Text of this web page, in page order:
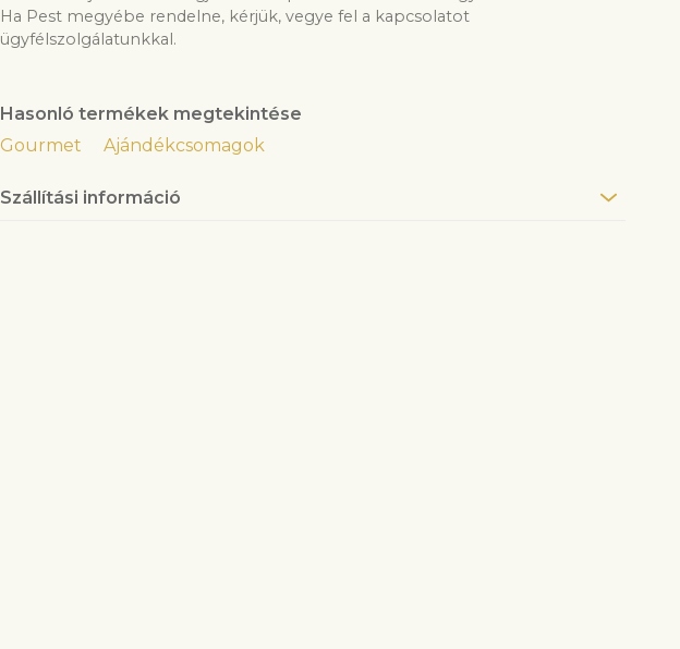
életévét.
Ha Pest megyébe rendelne, kérjük, vegye fel a kapcsolatot
ügyfélszolgálatunkkal.
Hasonló termékek megtekintése
Gourmet
Ajándékcsomagok
Szállítási információ